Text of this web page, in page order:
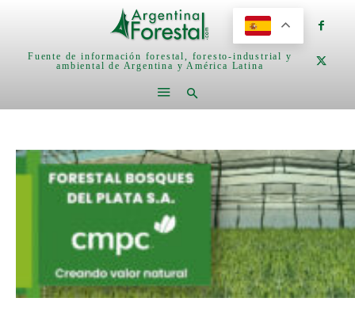
Fuente de información forestal, foresto-industrial y
ambiental de Argentina y América Latina